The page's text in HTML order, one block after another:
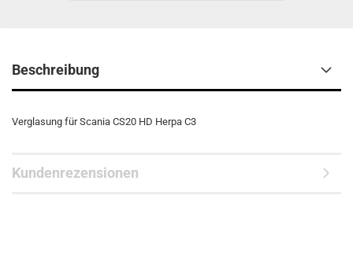
Beschreibung
Verglasung für Scania CS20 HD Herpa C3
Kundenrezensionen